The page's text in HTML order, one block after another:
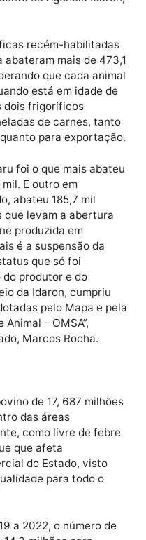
Agrosilvopastoril –
que
diretamente pelo
do trânsito de
de GTA e da
da Agência
recém-
abateram mais de
que cada
quando está em idade
dois frigoríficos
de carnes,
quanto para
Jaru foi o que mais
mil. E outro em
abateu 185,7 mil
produzida em
status que só foi
do produtor e do
da Idaron, cumpriu
adotadas pelo Mapa e
Animal – OMSA”,
Marcos Rocha.